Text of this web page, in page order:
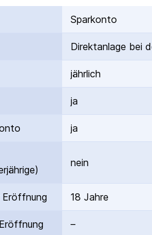
Sparkonto
Direktanlage bei
jährlich
ja
ja
nein
18 Jahre
–